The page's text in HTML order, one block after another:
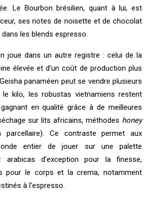
Le Bourbon brésilien, quant à lui, est
ses notes de noisette et de chocolat
les blends espresso.
joue dans un autre registre : celui de la
élevée et d’un coût de production plus
panaméen peut se vendre plusieurs
kilo, les robustas vietnamiens restent
en qualité grâce à de meilleures
sur lits africains, méthodes honey
parcellaire). Ce contraste permet aux
entier de jouer sur une palette
arabicas d’exception pour la finesse,
pour le corps et la crema, notamment
à l’espresso.